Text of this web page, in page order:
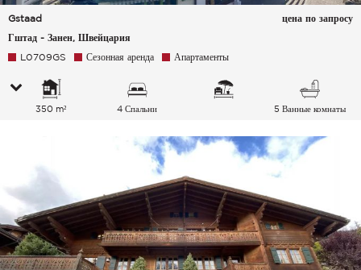
Gstaad
Гштад - Занен, Швейцария
цена по запросу
L0709GS Сезонная аренда Апартаменты
350 m² 4 Спальни 5 Ванные комнаты